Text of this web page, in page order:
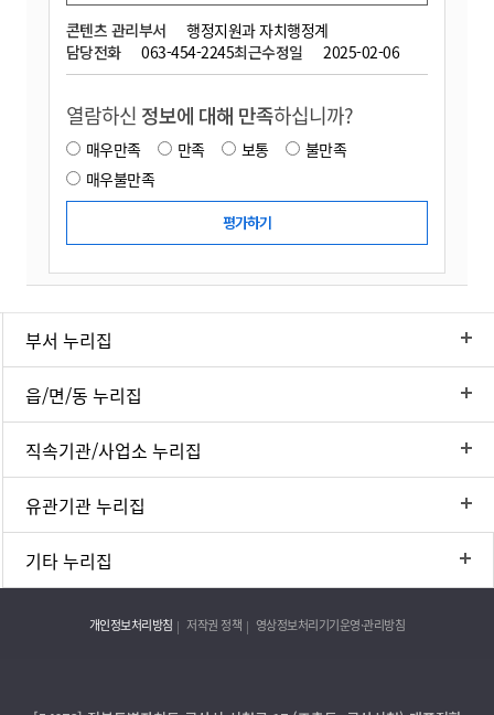
콘텐츠 관리부서
행정지원과 자치행정계
담당전화
063-454-2245최근수정일 2025-02-06
열람하신 정보에 대해 만족하십니까?
매우만족 만족 보통
불만족
매우불만족
부서 누리집
읍/면/동 누리집
직속기관/사업소 누리집
유관기관 누리집
기타 누리집
개인정보처리방침 저작권 정책 영상정보처리기기운영·관리방침